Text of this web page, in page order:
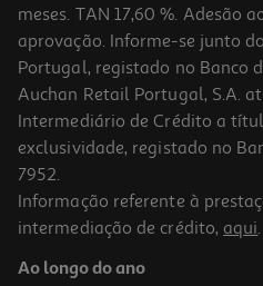
-28%
Iogurte Danone Copo Vidro
5.5 €/Kg
meses. TAN 17,60 %. Adesão
aprovação. Informe-se junto
Portugal, registado no Banco
Auchan Retail Portugal, S.A.
Intermediário de Crédito a
exclusividade, registado no
7952.
Informação referente à
intermediação de crédito, aqui.
Ao longo do ano